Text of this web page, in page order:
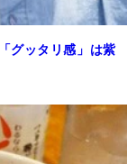
グッタリ感」は紫